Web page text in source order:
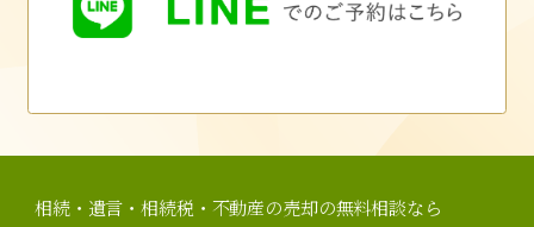
相続・遺言・相続税・不動産の売却の無料相談なら